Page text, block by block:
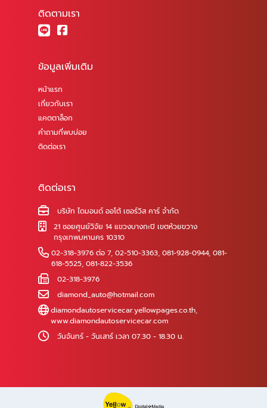
ติดตามเรา
ข้อมูลเพิ่มเติม
หน้าแรก
เกี่ยวกับเรา
แคตตาล็อก
คำถามที่พบบ่อย
ติดต่อเรา
ติดต่อเรา
บริษัท ไดมอนด์ ออโต้ เซอร์วิส คาร์ จำกัด
21 ซอยศูนย์วิจัย 14 แขวงบางกะปิ เขตห้วยขวาง
กรุงเทพมหานคร 10310
02-318-3976 ต่อ 7,02-510-3363,081-928-0944,081-
618-5525,081-822-3536
02-318-3976
diamond_auto@hotmail.com
diamondautoservicecar.yellowpages.co.th,
www.diamondautoservicecar.com
วันจันทร์ - วันเสาร์ เวลา 07.30 - 18.30 น.